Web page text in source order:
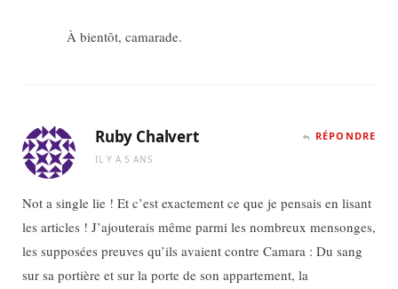
À bientôt, camarade.
Ruby Chalvert
IL Y A 5 ANS
RÉPONDRE
Not a single lie ! Et c’est exactement ce que je pensais en lisant
les articles ! J’ajouterais même parmi les nombreux mensonges,
les supposées preuves qu’ils avaient contre Camara : Du sang
sur sa portière et sur la porte de son appartement, la